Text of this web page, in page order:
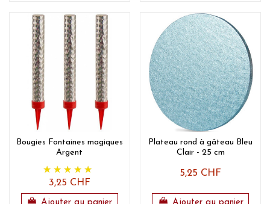
Bougies Fontaines magiques
Argent
3,25 CHF
Plateau rond à gâteau Bleu
Clair - 25 cm
5,25 CHF